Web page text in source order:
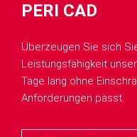
PERI CAD
Überzeugen Sie sich
Leistungsfähigkeit
Tage lang ohne
Anforderungen passt.